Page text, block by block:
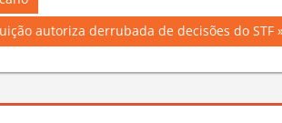
autoriza derrubada de decisões do STF